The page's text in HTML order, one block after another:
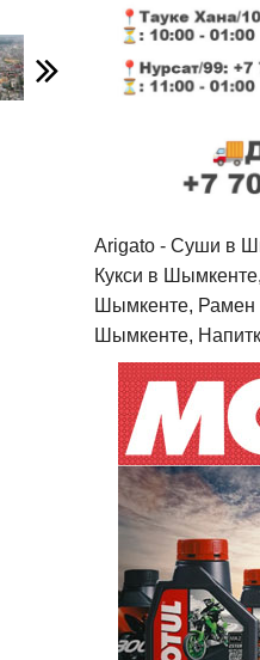
Arigato - Cуши в
Кукси в
Шымкенте, Рамен
Шымкенте,